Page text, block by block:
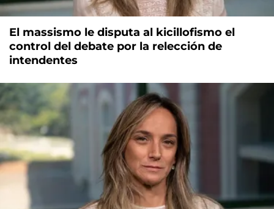
El massismo le disputa al kicillofismo el
control del debate por la relección de
intendentes